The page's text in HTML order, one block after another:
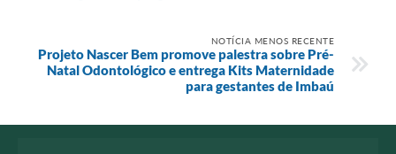
NOTÍCIA MENOS RECENTE
Projeto Nascer Bem promove palestra sobre Pré-
Natal Odontológico e entrega Kits Maternidade
para gestantes de Imbaú